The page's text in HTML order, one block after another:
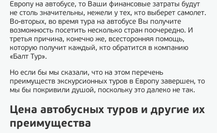
Европу на автобусе, то Ваши финансовые затраты будут
не столь значительны, нежели у тех, кто выберет самолет.
Во-вторых, во время тура на автобусе Вы получите
возможность посетить несколько стран поочередно. И
третья причина, конечно же, всесторонняя помощь,
которую получит каждый, кто обратится в компанию
«Балт Тур».
Но если бы мы сказали, что на этом перечень
преимуществ экскурсионных туров в Европу завершен, то
мы бы покривили душой, поскольку это далеко не так.
Цена автобусных туров и другие их
преимущества